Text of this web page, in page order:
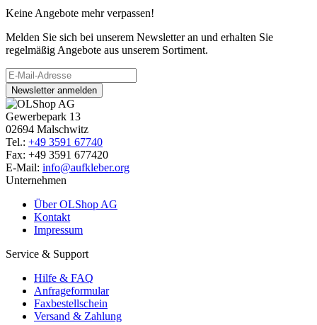
Keine Angebote mehr verpassen!
Melden Sie sich bei unserem Newsletter an und erhalten Sie
regelmäßig Angebote aus unserem Sortiment.
Newsletter anmelden
Gewerbepark 13
02694 Malschwitz
Tel.: +49 3591 67740
Fax: +49 3591 677420
E-Mail: info@aufkleber.org
Unternehmen
Über OLShop AG
Kontakt
Impressum
Service & Support
Hilfe & FAQ
Anfrageformular
Faxbestellschein
Versand & Zahlung